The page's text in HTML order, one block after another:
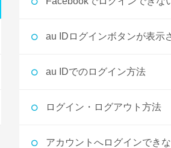
au IDログインボタンが表示
au IDでのログイン方法
ログイン・ログアウト方法
アカウントへログインでき